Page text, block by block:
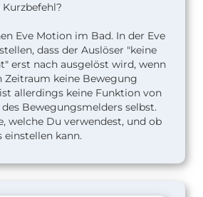
Eve Motion im Bad. In der Eve
dass der Auslöser "keine
erst nach ausgelöst wird, wenn
Zeitraum keine Bewegung
allerdings keine Funktion von
Bewegungsmelders selbst.
welche Du verwendest, und ob
kann.